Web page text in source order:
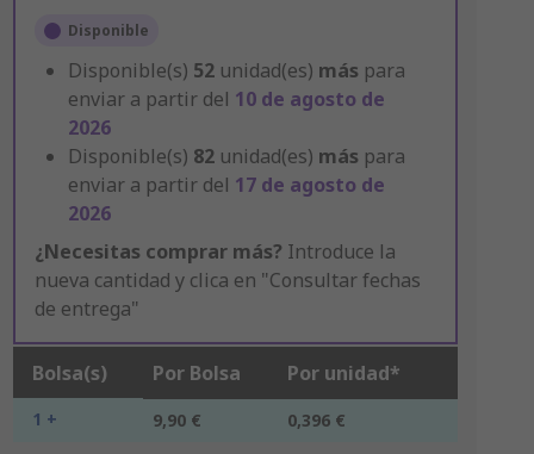
Disponible
Disponible(s) 52 unidad(es) más para
enviar a partir del 10 de agosto de
2026
Disponible(s) 82 unidad(es) más para
enviar a partir del 17 de agosto de
2026
¿Necesitas comprar más? Introduce la
nueva cantidad y clica en "Consultar fechas
de entrega"
Bolsa(s) Por Bolsa Por unidad*
1 + 9,90 € 0,396 €